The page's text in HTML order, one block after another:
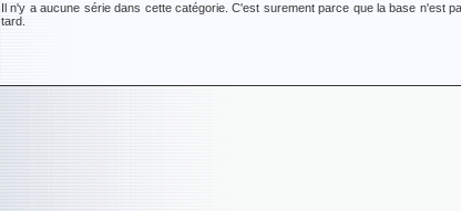
Il n'y a aucune série dans cette catégorie. C'est surement parce que la base n'est
tard.